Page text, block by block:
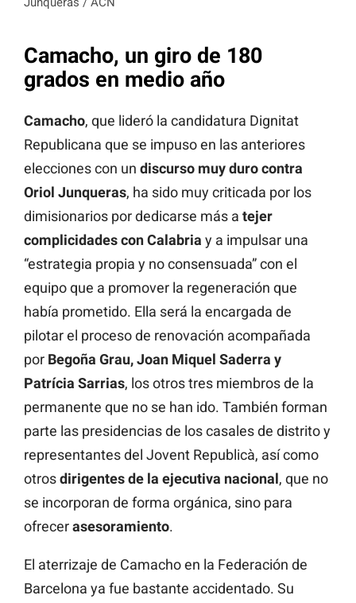
Camacho, un giro de 180
grados en medio año
Camacho, que lideró la candidatura Dignitat
Republicana que se impuso en las anteriores
elecciones con un discurso muy duro contra
Oriol Junqueras, ha sido muy criticada por los
dimisionarios por dedicarse más a tejer
complicidades con Calabria y a impulsar una
“estrategia propia y no consensuada” con el
equipo que a promover la regeneración que
había prometido. Ella será la encargada de
pilotar el proceso de renovación acompañada
por Begoña Grau, Joan Miquel Saderra y
Patrícia Sarrias, los otros tres miembros de la
permanente que no se han ido. También forman
parte las presidencias de los casales de distrito y
representantes del Jovent Republicà, así como
otrosdirigentes de la ejecutiva nacional, que no
se incorporan de forma orgánica, sino para
ofrecerasesoramiento.
El aterrizaje de Camacho en la Federación de
Barcelona ya fue bastante accidentado. Su